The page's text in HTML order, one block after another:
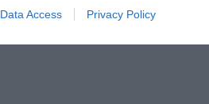
Data Access Privacy Policy